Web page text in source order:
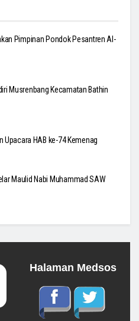
Pimpinan Pondok Pesantren Al-
Musrenbang Kecamatan Bathin
Upacara HAB ke-74 Kemenag
Maulid Nabi Muhammad SAW
Halaman Medsos